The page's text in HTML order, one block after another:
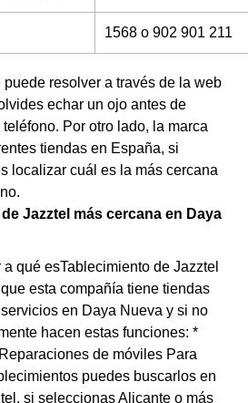
1568 o 902 901 211
puede resolver a través de la web
echar un ojo antes de
Por otro lado, la marca
tiendas en España, si
localizar cuál es la más cercana
Jazztel más cercana en Daya
qué esTablecimiento de Jazztel
esta compañía tiene tiendas
en Daya Nueva y si no
hacen estas funciones: *
de móviles Para
puedes buscarlos en
si seleccionas Alicante o más